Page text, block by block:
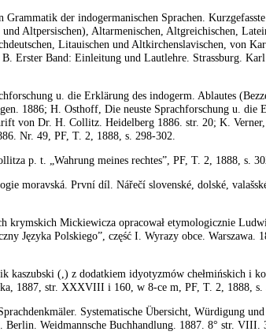
Grammatik der indogermanischen Sprachen.
Altpersischen), Altarmenischen, Altgreichischen,
Litauischen und Altkirchenslavischen, von
Erster Band: Einleitung und Lautlehre. Strassburg.
u. die Erklärung des indogerm. Ablautes
1886; H. Osthoff, Die neuste Sprachforschung u. die
von Dr. H. Collitz. Heidelberg 1886. str. 20; K.
Nr. 49, PF, T. 2, 1888, s. 298-302.
p. t. „Wahrung meines rechtes”, PF, T. 2, 1888, s.
moravská. První díl. Nářečí slovenské, dolské,
krymskich Mickiewicza opracował etymologicznie
Języka Polskiego”, część I. Wyrazy obce. Warszawa.
kaszubski (,) z dodatkiem idyotyzmów chełmińskich i
1887, str. XXXVIII i 160, w 8-ce m, PF, T. 2, 1888, s.
Systematische Übersicht, Würdigung
Weidmannsche Buchhandlung. 1887. 8° str. VIII.